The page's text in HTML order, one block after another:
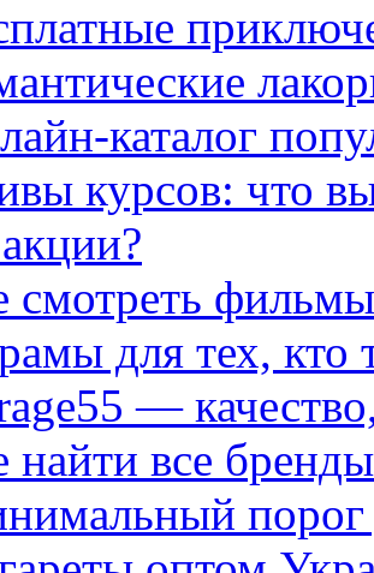
каталог
курсов: что
смотреть
для тех, кто
—
найти все
порог